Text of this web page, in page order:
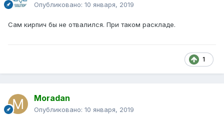
Опубликовано: 10 января, 2019
Сам кирпич бы не отвалился. При таком раскладе.
1
Moradan
Опубликовано: 10 января, 2019